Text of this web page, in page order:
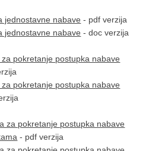
jednostavne nabave - pdf verzija
jednostavne nabave - doc verzija
pokretanje postupka nabave
pokretanje postupka nabave
za pokretanje postupka nabave
- pdf verzija